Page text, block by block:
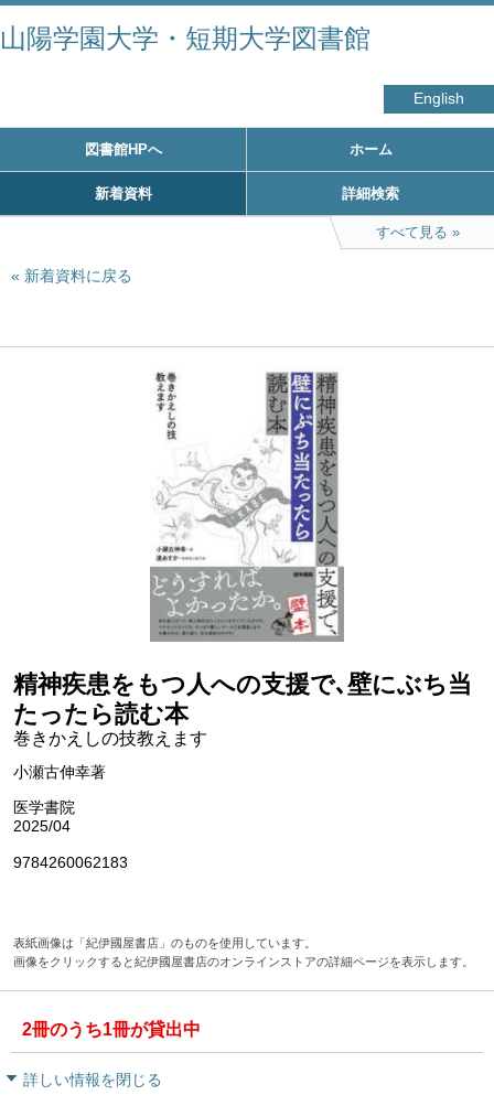
山陽学園大学・短期大学図書館
English
図書館HPへ ホーム
新着資料 詳細検索
すべて見る
新着資料に戻る
精神疾患をもつ人への支援で､壁にぶち当
たったら読む本
巻きかえしの技教えます
小瀬古伸幸著
医学書院
2025/04
9784260062183
表紙画像は「紀伊國屋書店」のものを使用しています。
画像をクリックすると紀伊國屋書店のオンラインストアの詳細ページを表示します。
2冊のうち1冊が貸出中
詳しい情報を閉じる